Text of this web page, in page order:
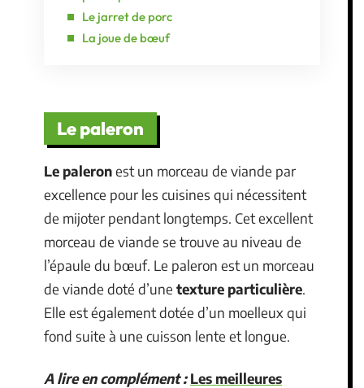
Le jarret de porc
La joue de bœuf
Le paleron
Le paleronest un morceau de viande par
excellence pour les cuisines qui nécessitent
de mijoter pendant longtemps. Cet excellent
morceau de viande se trouve au niveau de
l’épaule du bœuf. Le paleron est un morceau
de viande doté d’une texture particulière.
Elle est également dotée d’un moelleux qui
fond suite à une cuisson lente et longue.
A lire en complément : Les meilleures